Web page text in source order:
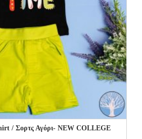
/ Σορτς Αγόρι- NEW COLLEGE